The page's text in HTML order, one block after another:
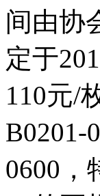
间由协
定于
110元/
B0201-
0600，